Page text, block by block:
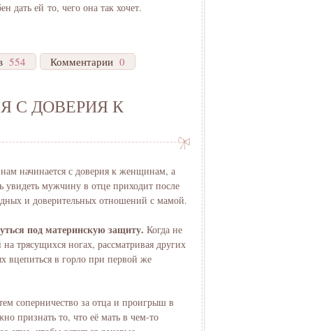
дать ей то, чего она так хочет.
554 Комментарии 0
С ДОВЕРИЯ К
начинается с доверия к женщинам, а
увидеть мужчину в отце приходит после
и доверительных отношений с мамой.
под материнскую защиту. Когда не
трясущихся ногах, рассматривая других
вцепиться в горло при первой же
соперничество за отца и проигрыш в
признать то, что её мать в чем-то